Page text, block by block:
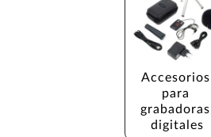
Accesorios
para
grabadoras
digitales